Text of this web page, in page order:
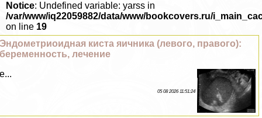
Notice: Undefined variable: yarss in
/var/www/iq22059882/data/www/bookcovers.ru/
on line 19
Эндометриоидная киста яичника (левого, правого):
беременность, лечение
е...
05 08 2026 11:51:24